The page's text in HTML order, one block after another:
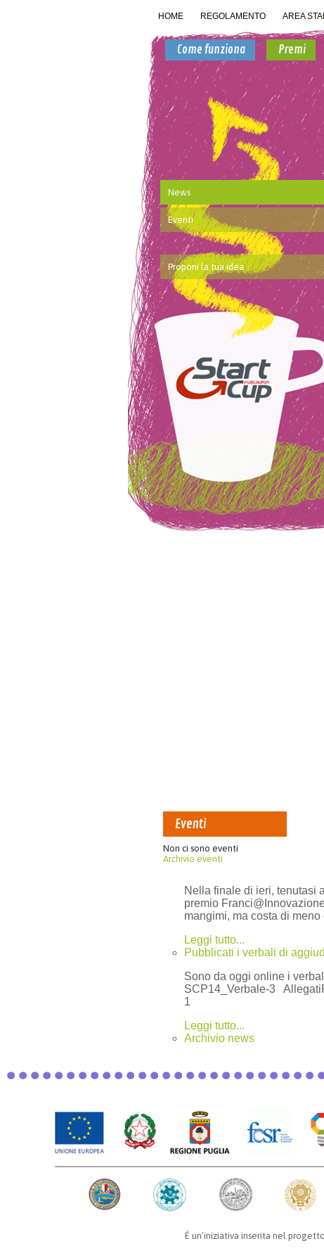
HOME REGOLAMENTO AREA
Come funziona Premi
News
Eventi
Proponi la tua idea
Eventi
Non ci sono eventi
Archivio eventi
Nella finale di ieri, tenutasi
premio
mangimi, ma costa di
Leggi tutto...
Pubblicati i verbali di
Sono da oggi online i
SCP14_Verbale-3
1
Leggi tutto...
Archivio news
È un’iniziativa inserita nel